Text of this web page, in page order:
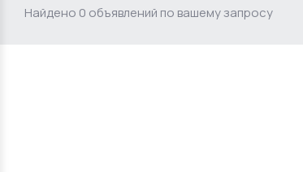
Найдено 0 объявлений по вашему запросу